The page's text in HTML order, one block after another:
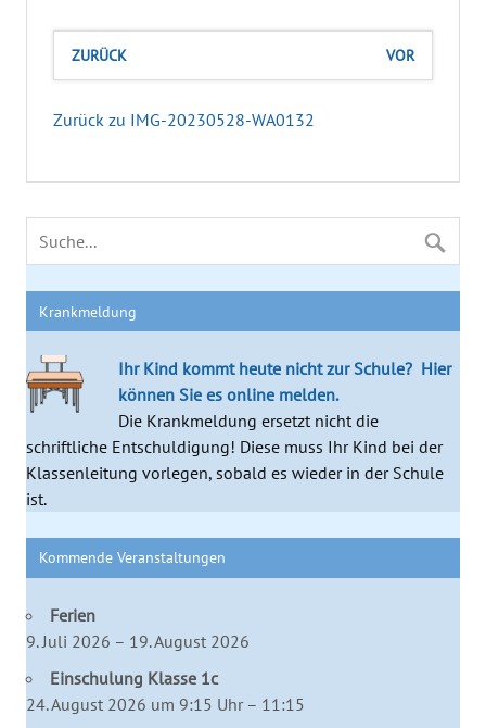
ZURÜCK VOR
Zurück zu IMG-20230528-WA0132
Krankmeldung
Ihr Kind kommt heute nicht zur Schule? Hier
können Sie es online melden.
Die Krankmeldung ersetzt nicht die
schriftliche Entschuldigung! Diese muss Ihr Kind bei der
Klassenleitung vorlegen, sobald es wieder in der Schule
ist.
Kommende Veranstaltungen
Ferien
9. Juli 2026 – 19. August 2026
Einschulung Klasse 1c
24. August 2026 um 9:15 Uhr – 11:15